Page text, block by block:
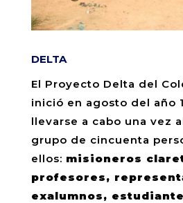
DELTA
El Proyecto Delta del
inició en agosto del año
llevarse a cabo una vez
grupo de cincuenta
ellos: misioneros
profesores,
exalumnos,